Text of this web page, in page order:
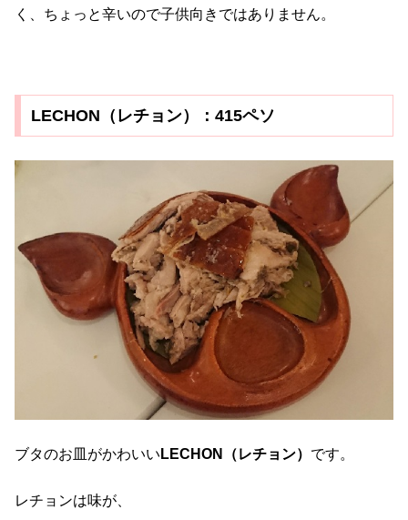
く、ちょっと辛いので子供向きではありません。
LECHON（レチョン）：415ペソ
ブタのお皿がかわいい LECHON（レチョン） です。
レチョンは味が、